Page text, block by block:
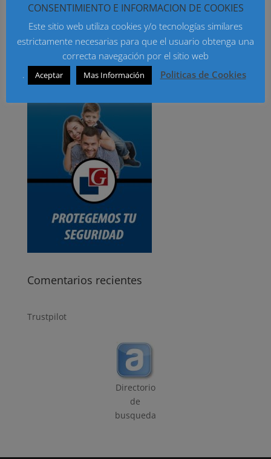
incluya tus bienes?
Qué seguro de hogar contratar para que estén
asegurados mis aparatos electrónicos
Comentarios recientes
Trustpilot
Directorio
de
busqueda
CONSENTIMIENTO E INFORMACION DE COOKIES
Este sitio web utiliza cookies y/o tecnologías similares
estrictamente necesarias para que el usuario obtenga una
correcta navegación por el sitio web
.
Aceptar Mas Información Politicas de Cookies